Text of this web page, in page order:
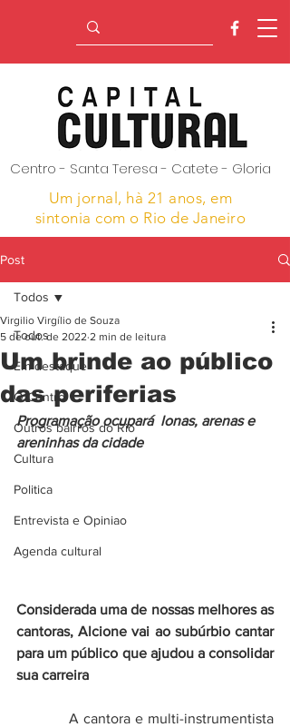
Centro - Santa Teresa - Catete - Gloria
Um jornal, hà 21 anos, em
sintonia com o Rio de Janeiro
Post
Todos
Em destaque
O Centro
Outros bairros do Rio
Cultura
Politica
Entrevista e Opiniao
Agenda cultural
Todos
Um brinde ao público
das periferias
Virgilio Virgílio de Souza
5 de out. de 2022 2 min de leitura
Programação ocupará  lonas, arenas e
areninhas da cidade
Considerada uma de nossas melhores as
cantoras, Alcione vai ao subúrbio cantar
para um público que ajudou a consolidar
sua carreira
            A cantora e multi-instrumentista